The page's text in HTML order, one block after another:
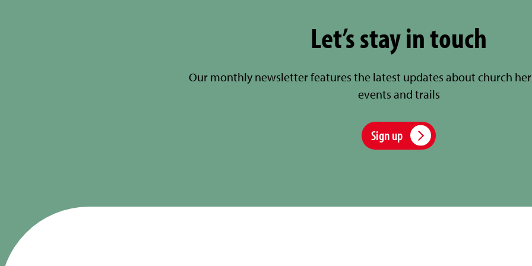
Let’s stay in touch
Our monthly newsletter features the latest updates about church
events and trails
Sign up